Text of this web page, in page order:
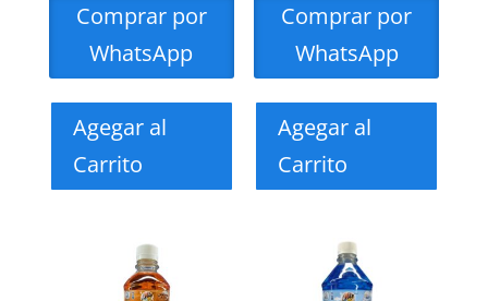
Comprar por
WhatsApp
Agegar al
Carrito
Comprar por
WhatsApp
Agegar al
Carrito